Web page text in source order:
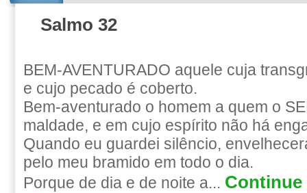
Salmo 32
BEM-AVENTURADO aquele cuja
e cujo pecado é coberto.
Bem-aventurado o homem a quem o
maldade, e em cujo espírito não há
Quando eu guardei silêncio,
pelo meu bramido em todo o dia.
Porque de dia e de noite a... Continue